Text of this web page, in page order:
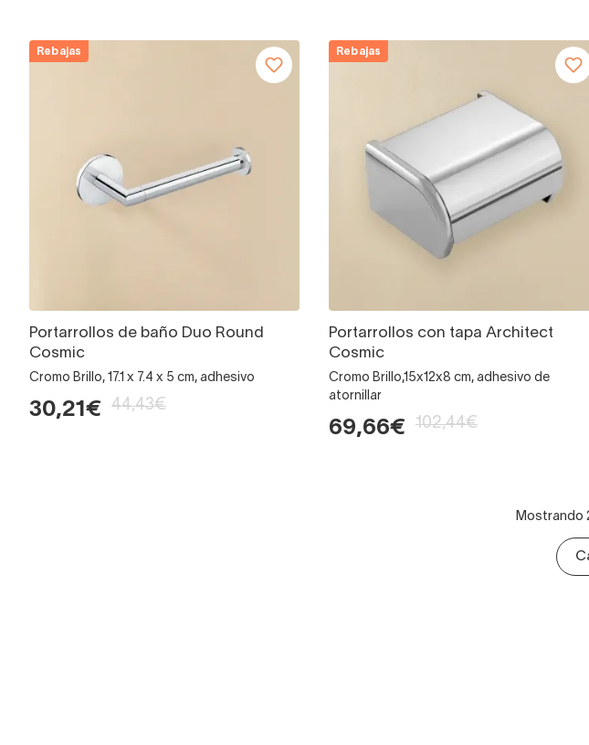
Rebajas
Portarrollos de baño Duo Round
Cosmic
Cromo Brillo, 17.1 x 7.4 x 5 cm, adhesivo
30,21€ 44,43€
Rebajas
Portarrollos con tapa Architect
Cosmic
Cromo Brillo,15x12x8 cm, adhesivo de
atornillar
69,66€ 102,44€
Mostrando